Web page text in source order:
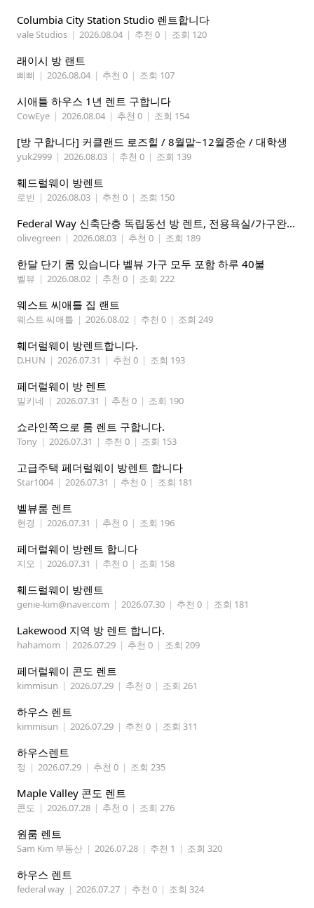
Columbia City Station Studio 렌트합니다
vale Studios | 2026.08.04 | 추천 0 | 조회 120
래이시 방 랜트
삐삐 | 2026.08.04 | 추천 0 | 조회 107
시애틀 하우스 1년 렌트 구합니다
CowEye | 2026.08.04 | 추천 0 | 조회 154
[방 구합니다] 커클랜드 로즈힐 / 8월말~12월중순 / 대학생
yuk2999 | 2026.08.03 | 추천 0 | 조회 139
훼드럴웨이 방렌트
로빈 | 2026.08.03 | 추천 0 | 조회 150
Federal Way 신축단층 독립동선 방 렌트, 전용욕실/가구완비 (여자분)
olivegreen | 2026.08.03 | 추천 0 | 조회 189
한달 단기 룸 있습니다 벨뷰 가구 모두 포함 하루 40불
벨뷰 | 2026.08.02 | 추천 0 | 조회 222
웨스트 씨애틀 집 랜트
웨스트 씨애틀 | 2026.08.02 | 추천 0 | 조회 249
훼더럴웨이 방렌트합니다.
D.HUN | 2026.07.31 | 추천 0 | 조회 193
페더럴웨이 방 렌트
밀키네 | 2026.07.31 | 추천 0 | 조회 190
쇼라인쪽으로 룸 렌트 구합니다.
Tony | 2026.07.31 | 추천 0 | 조회 153
고급주택 페더럴웨이 방렌트 합니다
Star1004 | 2026.07.31 | 추천 0 | 조회 181
벨뷰룸 렌트
현경 | 2026.07.31 | 추천 0 | 조회 196
페더럴웨이 방렌트 합니다
지오 | 2026.07.31 | 추천 0 | 조회 158
훼드럴웨이 방렌트
genie-kim@naver.com | 2026.07.30 | 추천 0 | 조회 181
Lakewood 지역 방 렌트 합니다.
hahamom | 2026.07.29 | 추천 0 | 조회 209
페더럴웨이 콘도 렌트
kimmisun | 2026.07.29 | 추천 0 | 조회 261
하우스 렌트
kimmisun | 2026.07.29 | 추천 0 | 조회 311
하우스렌트
정 | 2026.07.29 | 추천 0 | 조회 235
Maple Valley 콘도 렌트
콘도 | 2026.07.28 | 추천 0 | 조회 276
원룸 렌트
Sam Kim 부동산 | 2026.07.28 | 추천 1 | 조회 320
하우스 렌트
federal way | 2026.07.27 | 추천 0 | 조회 324